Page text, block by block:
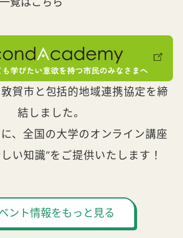
賀市と包括的地域連携協定を締
結しました。
、全国の大学のオンライン講座
い知識”をご提供いたします！
ント情報をもっと見る